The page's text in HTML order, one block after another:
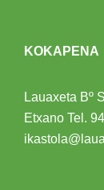
KOKAPENA
Lauaxeta Bº
Etxano Tel.